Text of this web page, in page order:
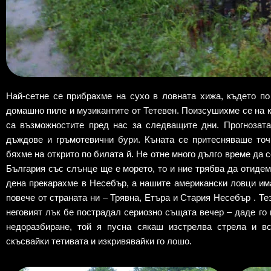
Най-сетне се прибрахме на сухо в ловната хижа, където
домашно пиле и музикантите от Тетевен. Поизсушихме се на
са възможностите пред нас за следващите дни.
дъждове и гръмотевични бури. Къната се притесняваше
бяхме на открито по билата й. Не отне много дълго време
България със слънце ще е морето, то и ние трябва да
дена прекарахме в Несебър, а нашите американски ловци
повече от страната ни – Трявна, Етъра и Стария Несебър .
неговият лък бе пострадал сериозно същата вечер – даде
недоразбиране, той я пусна сякаш изстрелва стрела и
скъсвайки тетивата и изкривявайки го лошо.